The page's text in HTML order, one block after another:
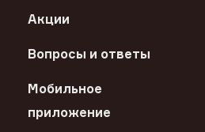
Акции
Вопросы и ответы
Мобильное
приложение